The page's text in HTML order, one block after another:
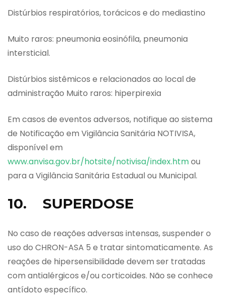
Distúrbios respiratórios, torácicos e do mediastino
Muito raros: pneumonia eosinófila, pneumonia
intersticial.
Distúrbios sistêmicos e relacionados ao local de
administração Muito raros: hiperpirexia
Em casos de eventos adversos, notifique ao sistema
de Notificação em Vigilância Sanitária NOTIVISA,
disponível em
www.anvisa.gov.br/hotsite/notivisa/index.htmou
para a Vigilância Sanitária Estadual ou Municipal.
10. SUPERDOSE
No caso de reações adversas intensas, suspender o
uso do CHRON-ASA 5 e tratar sintomaticamente. As
reações de hipersensibilidade devem ser tratadas
com antialérgicos e/ou corticoides. Não se conhece
antídoto específico.